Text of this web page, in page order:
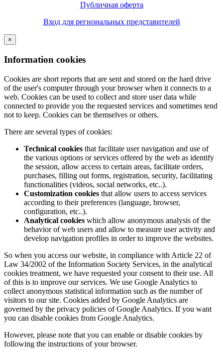
Публичная оферта
Вход для региональных представителей
×
Information cookies
Cookies are short reports that are sent and stored on the hard drive
of the user's computer through your browser when it connects to a
web. Cookies can be used to collect and store user data while
connected to provide you the requested services and sometimes tend
not to keep. Cookies can be themselves or others.
There are several types of cookies:
Technical cookies that facilitate user navigation and use of
the various options or services offered by the web as identify
the session, allow access to certain areas, facilitate orders,
purchases, filling out forms, registration, security, facilitating
functionalities (videos, social networks, etc..).
Customization cookies that allow users to access services
according to their preferences (language, browser,
configuration, etc..).
Analytical cookies which allow anonymous analysis of the
behavior of web users and allow to measure user activity and
develop navigation profiles in order to improve the websites.
So when you access our website, in compliance with Article 22 of
Law 34/2002 of the Information Society Services, in the analytical
cookies treatment, we have requested your consent to their use. All
of this is to improve our services. We use Google Analytics to
collect anonymous statistical information such as the number of
visitors to our site. Cookies added by Google Analytics are
governed by the privacy policies of Google Analytics. If you want
you can disable cookies from Google Analytics.
However, please note that you can enable or disable cookies by
following the instructions of your browser.